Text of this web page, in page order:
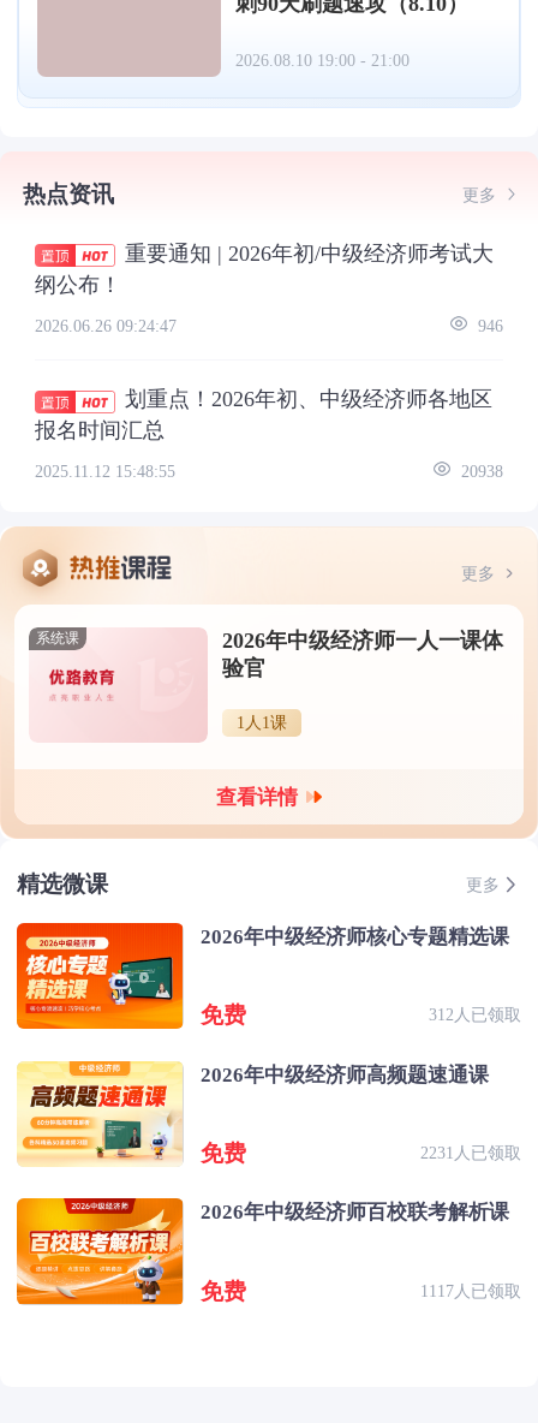
2026.08.10 19:00 - 21:00
热点资讯 更多
重要通知 | 2026年初/中级经济师考试大
纲公布！
2026.06.26 09:24:47 946
划重点！2026年初、中级经济师各地区
报名时间汇总
2025.11.12 15:48:55 20938
更多
系统课
2026年中级经济师一人一课体
验官
1人1课
查看详情
精选微课 更多
2026年中级经济师核心专题精选课
免费 312人已领取
2026年中级经济师高频题速通课
免费 2231人已领取
2026年中级经济师百校联考解析课
免费 1117人已领取